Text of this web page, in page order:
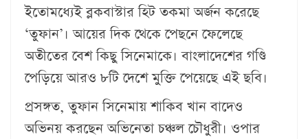
ইতোমধ্যেই ব্লকবাস্টার হিট তকমা অর্জন করেছে
‘তুফান’। আয়ের দিক থেকে পেছনে ফেলেছে
অতীতের বেশ কিছু সিনেমাকে। বাংলাদেশের গণ্ডি
পেড়িয়ে আরও ৮টি দেশে মুক্তি পেয়েছে এই ছবি।
প্রসঙ্গত, তুফান সিনেমায় শাকিব খান বাদেও
অভিনয় করছেন অভিনেতা চঞ্চল চৌধুরী। ওপার